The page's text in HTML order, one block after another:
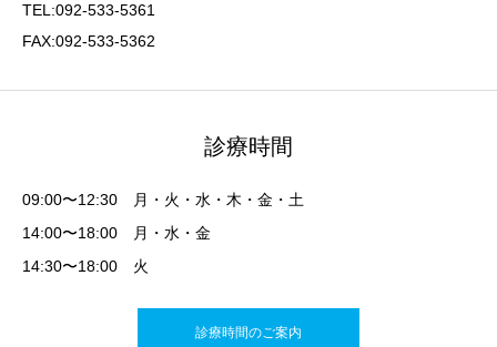
TEL:092-533-5361
FAX:092-533-5362
診療時間
09:00〜12:30 月・火・水・木・金・土
14:00〜18:00 月・水・金
14:30〜18:00 火
診療時間のご案内